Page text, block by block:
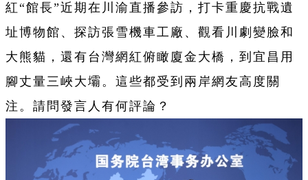
紅“館長”近期在川渝直播參訪，打卡重慶抗戰遺
址博物館、探訪張雪機車工廠、觀看川劇變臉和
大熊貓，還有台灣網紅俯瞰廈金大橋，到宜昌用
腳丈量三峽大壩。這些都受到兩岸網友高度關
注。請問發言人有何評論？